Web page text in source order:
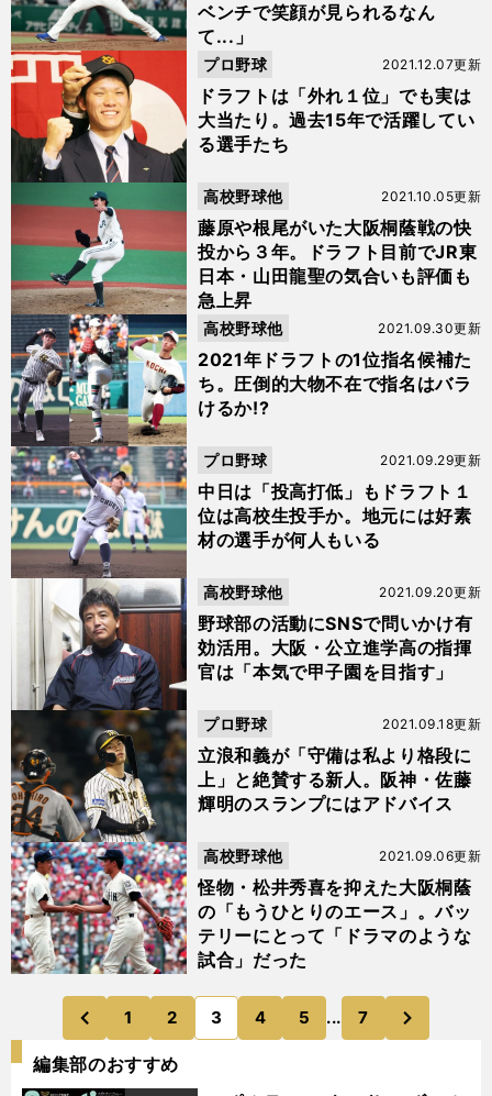
ベンチで笑顔が見られるなん
て...」
ドラフトは「外れ１位」でも実は
大当たり。過去15年で活躍してい
る選手たち
2021.12.07更新
プロ野球
藤原や根尾がいた大阪桐蔭戦の快
投から３年。ドラフト目前でJR東
日本・山田龍聖の気合いも評価も
急上昇
2021.10.05更新
高校野球他
2021年ドラフトの1位指名候補た
ち。圧倒的大物不在で指名はバラ
けるか!?
2021.09.30更新
高校野球他
中日は「投高打低」もドラフト１
位は高校生投手か。地元には好素
材の選手が何人もいる
2021.09.29更新
プロ野球
野球部の活動にSNSで問いかけ有
効活用。大阪・公立進学高の指揮
官は「本気で甲子園を目指す」
2021.09.20更新
高校野球他
立浪和義が「守備は私より格段に
上」と絶賛する新人。阪神・佐藤
輝明のスランプにはアドバイス
2021.09.18更新
プロ野球
怪物・松井秀喜を抑えた大阪桐蔭
の「もうひとりのエース」。バッ
テリーにとって「ドラマのような
試合」だった
2021.09.06更新
高校野球他
前
のページへ
1 2 3 4 5 ... 7
編集部のおすすめ